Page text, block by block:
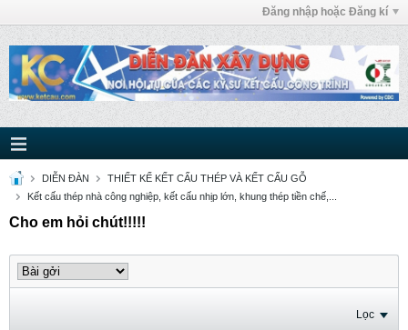
Đăng nhập hoặc Đăng kí
DIỄN ĐÀN
THIẾT KẾ KẾT CẤU THÉP VÀ KẾT CẤU GỖ
Kết cấu thép nhà công nghiệp, kết cấu nhịp lớn, khung thép tiền chế,...
Cho em hỏi chút!!!!!
Lọc